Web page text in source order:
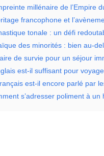
millénaire de l’Empire
francophone et
tonale : un défi
des minorités : bien au-
de survie pour un séjour
est-il suffisant pour
est-il encore parlé par
s’adresser poliment à un